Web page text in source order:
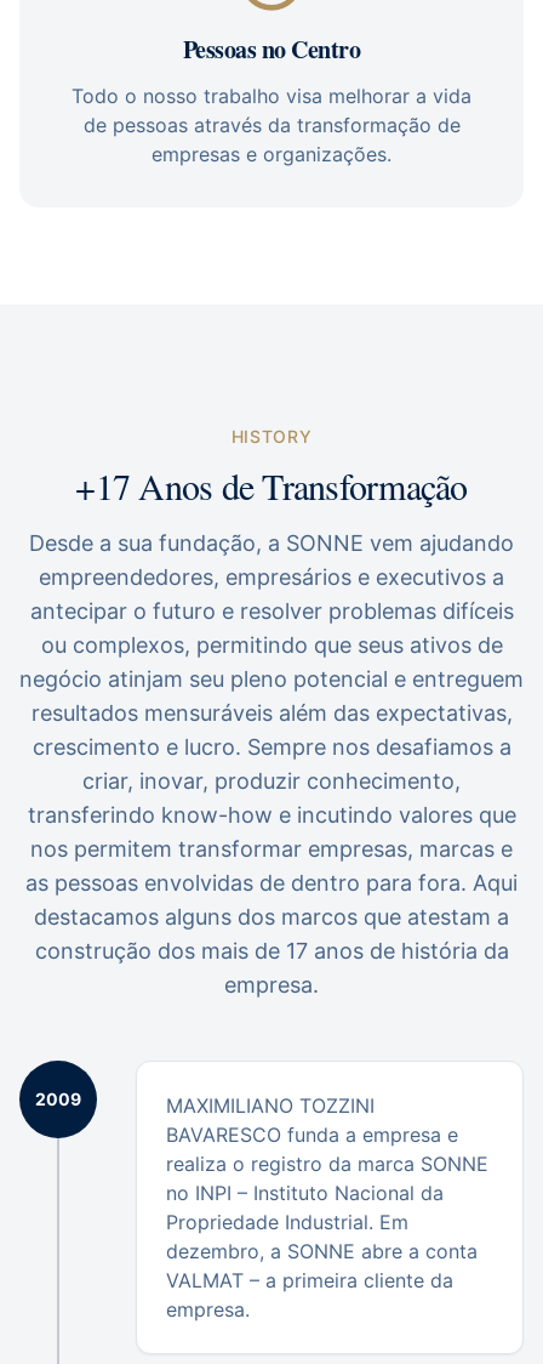
Pessoas no Centro
Todo o nosso trabalho visa melhorar a vida
de pessoas através da transformação de
empresas e organizações.
HISTORY
+17 Anos de Transformação
Desde a sua fundação, a SONNE vem ajudando
empreendedores, empresários e executivos a
antecipar o futuro e resolver problemas difíceis
ou complexos, permitindo que seus ativos de
negócio atinjam seu pleno potencial e entreguem
resultados mensuráveis além das expectativas,
crescimento e lucro. Sempre nos desafiamos a
criar, inovar, produzir conhecimento,
transferindo know-how e incutindo valores que
nos permitem transformar empresas, marcas e
as pessoas envolvidas de dentro para fora. Aqui
destacamos alguns dos marcos que atestam a
construção dos mais de 17 anos de história da
empresa.
2009
MAXIMILIANO TOZZINI
BAVARESCO funda a empresa e
realiza o registro da marca SONNE
no INPI – Instituto Nacional da
Propriedade Industrial. Em
dezembro, a SONNE abre a conta
VALMAT – a primeira cliente da
empresa.